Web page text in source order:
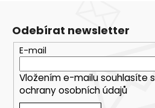
Odebírat newsletter
E-mail
Vložením e-mailu souhlasíte s
ochrany osobních údajů